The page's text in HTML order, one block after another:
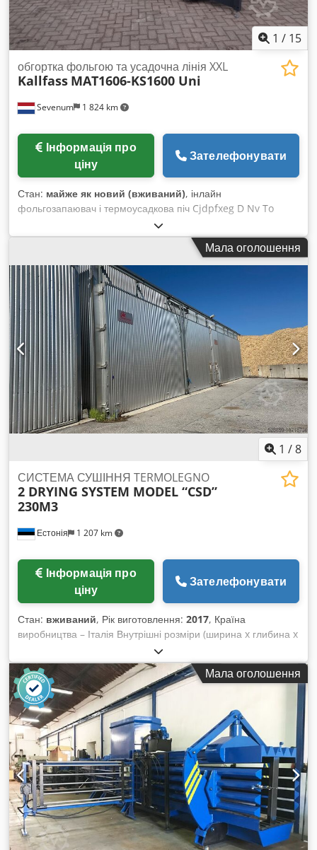
холодильники; охолоджувальні системи для верстатів;
холодильники S&A; IPG-Laser, MAX Photonics, Raycus;
компресори; поворотні пристрої; дзеркала для лазерного
1 / 15
Sevenum 1 824 km
обгортка фольгою та усадочна лінія XXL
Kallfass MAT1606-KS1600 Uni
ціну
Зателефонувати
Стан: майже як новий (вживаний), інлайн
фольгозапаювач і термоусадкова піч Cjdpfxeg D Nv To
Amusrf Виробник: Kallfass Тип: напівавтоматична/
автоматична термоусадкова піч Модель: Mat 1606-
KS1600uni Продуктивність: 10-15 упак./хв (залежить від
продукту) Рама: сталева Робоча зона: 1600(стрічка) x 600
мм (Ш x В) Габарити: Д x Ш x В = 4000 x 2050 x 1750 мм
Вага: 900 кг Електроживлення: 380 В + N + E, 65 кВт Стан:
як є, робочий стан
Мала оголошення
1 /8
Естонія 1 207 km
СИСТЕМА СУШІННЯ TERMOLEGNO
2 DRYING SYSTEM MODEL “CSD”
230M3
ціну
Зателефонувати
Стан: вживаний, Рік виготовлення: 2017, Країна
виробництва – Італія Внутрішні розміри (ширина x глибина x
висота): 13 200 x 8 900 x 5 400 мм Зовнішні розміри
(ширина x глибина x висота): 14 060 x 9 500 x 6 900 мм
Двигуни вентиляторів: 5,5 кВт з регульованою швидкістю
Максимальна електрична потужність, необхідна для
вентиляторів: 55 кВт Csdsv Nkauepfx Amusrf
Мала оголошення